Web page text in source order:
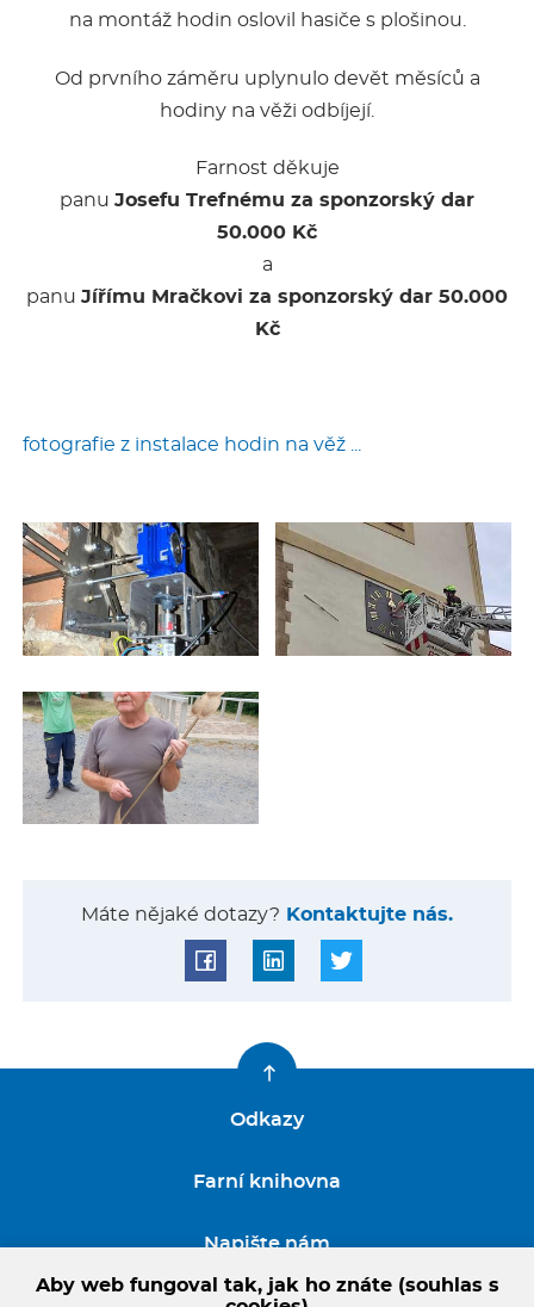
na montáž hodin oslovil hasiče s plošinou.
Od prvního záměru uplynulo devět měsíců a
hodiny na věži odbíjejí.
Farnost děkuje
panu Josefu Trefnému za sponzorský dar
50.000 Kč
a
panu Jířímu Mračkovi za sponzorský dar 50.000
Kč
fotografie z instalace hodin na věž ...
Máte nějaké dotazy? Kontaktujte nás.
Odkazy
Farní knihovna
Napište nám
Aby web fungoval tak, jak ho znáte (souhlas s